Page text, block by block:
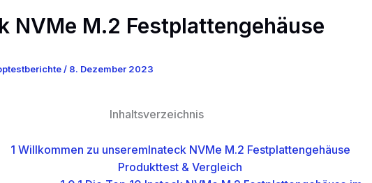
NVMe M.2 Festplattengehäuse
/ 8. Dezember 2023
Inhaltsverzeichnis
1 Willkommen zu unseremInateck NVMe M.2 Festplattengehäuse
Produkttest & Vergleich